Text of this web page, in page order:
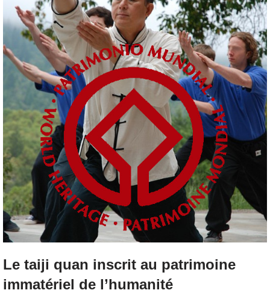
Le taiji quan inscrit au patrimoine
immatériel de l’humanité